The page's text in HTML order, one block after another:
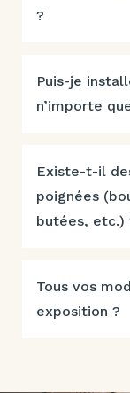
?
Puis-je
n’importe
Existe-t-il
poignées
butées, etc.)
Tous vos
exposition ?